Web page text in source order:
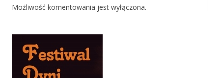
Możliwość komentowania jest wyłączona.